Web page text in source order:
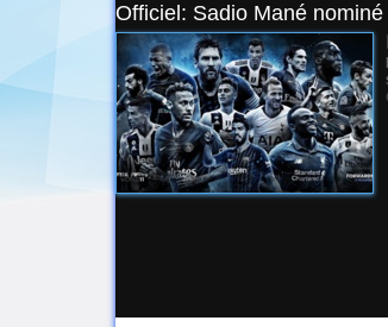
Officiel: Sadio Mané nominé